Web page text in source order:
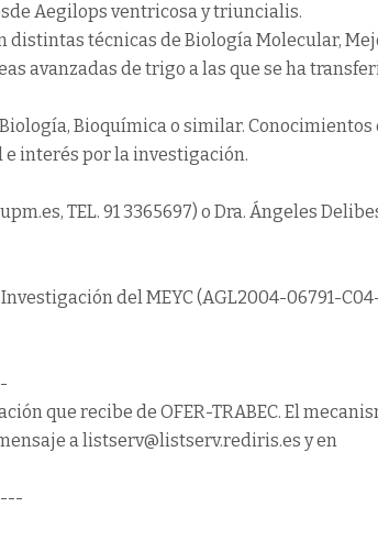
Aegilops ventricosa y triuncialis.
técnicas de Biología Molecular,
avanzadas de trigo a las que se ha
Bioquímica o similar. Conocimientos
interés por la investigación.
TEL. 91 3365697) o Dra. Ángeles
del MEYC (AGL2004-06791-
que recibe de OFER-TRABEC. El
a listserv@listserv.rediris.es y en